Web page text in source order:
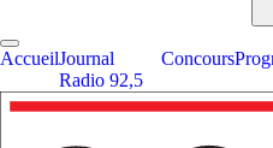
AccueilJournal
Radio 92,5
Concours